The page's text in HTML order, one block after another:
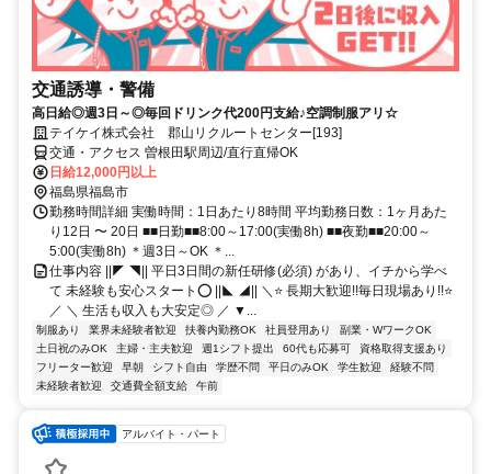
交通誘導・警備
高日給◎週3日～◎毎回ドリンク代200円支給♪空調制服アリ☆
テイケイ株式会社 郡山リクルートセンター[193]
交通・アクセス 曽根田駅周辺/直行直帰OK
日給12,000円以上
福島県福島市
勤務時間詳細 実働時間：1日あたり8時間 平均勤務日数：1ヶ月あた
り12日 〜 20日 ■■日勤■■8:00～17:00(実働8h) ■■夜勤■■20:00～
5:00(実働8h) ＊週3日～OK ＊...
仕事内容 ||◤ ◥|| 平日3日間の新任研修(必須) があり、イチから学べ
て 未経験も安心スタート⭕ ||◣ ◢|| ＼⭐ 長期大歓迎!!毎日現場あり!!⭐
／ ＼ 生活も収入も大安定◎ ／ ▼...
制服あり 業界未経験者歓迎 扶養内勤務OK 社員登用あり
副業・WワークOK
土日祝のみOK
主婦・主夫歓迎 週1シフト提出 60代も応募可
資格取得支援あり
フリーター歓迎
早朝 シフト自由 学歴不問 平日のみOK 学生歓迎
経験不問
未経験者歓迎
交通費全額支給 午前
アルバイト・パート